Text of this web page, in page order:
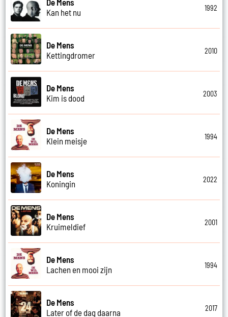
Kan het nu
1992
De Mens
Kettingdromer
2010
De Mens
Kim is dood
2003
De Mens
Klein meisje
1994
De Mens
Koningin
2022
De Mens
Kruimeldief
2001
De Mens
Lachen en mooi zijn
1994
De Mens
Later of de dag daarna
2017